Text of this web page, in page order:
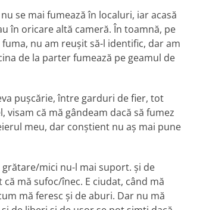
se mai fumează în localuri, iar acasă
în oricare altă cameră. În toamnă, pe
nu am reușit să-l identific, dar am
de la parter fumează pe geamul de
pușcărie, între garduri de fier, tot
că mă gândeam dacă să fumez
meu, dar conștient nu aș mai pune
mici nu-l mai suport. și de
mă sufoc/înec. E ciudat, când mă
mă feresc și de aburi. Dar nu mă